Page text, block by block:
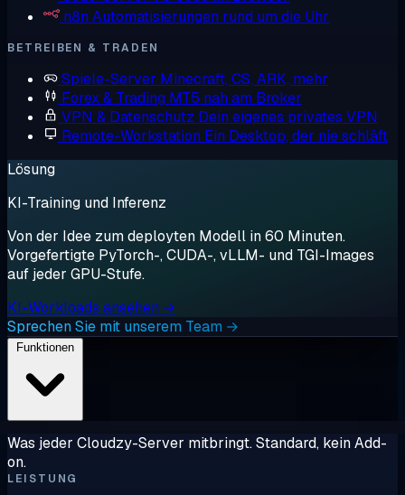
n8n Automatisierungen rund um die Uhr
BETREIBEN & TRADEN
Spiele-Server Minecraft, CS, ARK, mehr
Forex & Trading MT5 nah am Broker
VPN & Datenschutz Dein eigenes privates VPN
Remote-Workstation Ein Desktop, der nie schläft
Lösung
KI-Training und Inferenz
Von der Idee zum deployten Modell in 60 Minuten.
Vorgefertigte PyTorch-, CUDA-, vLLM- und TGI-Images
auf jeder GPU-Stufe.
KI-Workloads ansehen →
Sprechen Sie mit unserem Team →
Was jeder Cloudzy-Server mitbringt. Standard, kein Add-
on.
LEISTUNG